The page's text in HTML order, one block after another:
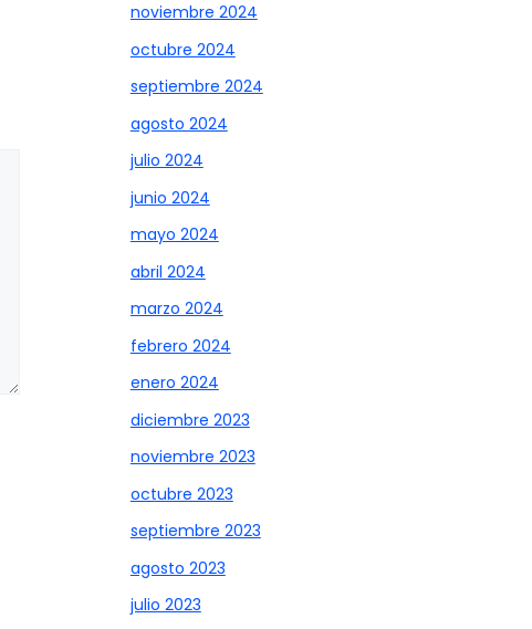
noviembre 2024
octubre 2024
septiembre 2024
agosto 2024
julio 2024
junio 2024
mayo 2024
abril 2024
marzo 2024
febrero 2024
enero 2024
diciembre 2023
noviembre 2023
octubre 2023
septiembre 2023
agosto 2023
julio 2023